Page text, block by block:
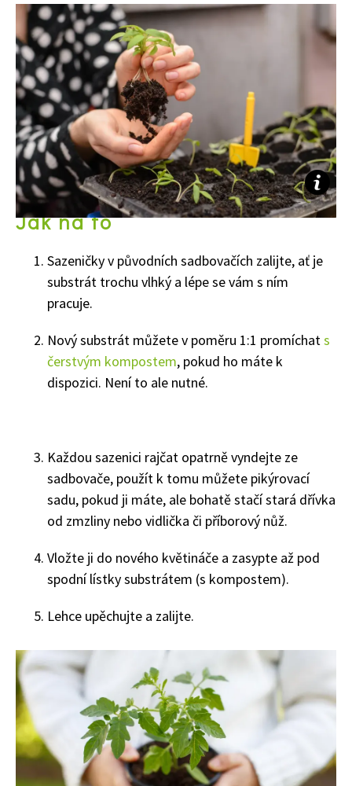
Naše krásná zahrada
Jak na to
Sazeničky v původních sadbovačích zalijte, ať je
substrát trochu vlhký a lépe se vám s ním
pracuje.
Nový substrát můžete v poměru 1:1 promíchats
čerstvým kompostem, pokud ho máte k
dispozici. Není to ale nutné.
Každou sazenici rajčat opatrně vyndejte ze
sadbovače, použít k tomu můžete pikýrovací
sadu, pokud ji máte, ale bohatě stačí stará dřívka
od zmzliny nebo vidlička či příborový nůž.
Vložte ji do nového květináče a zasypte až pod
spodní lístky substrátem (s kompostem).
Lehce upěchujte a zalijte.